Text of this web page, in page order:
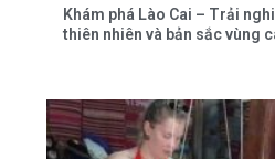
Khám phá Lào Cai – Trải
thiên nhiên và bản sắc vùng